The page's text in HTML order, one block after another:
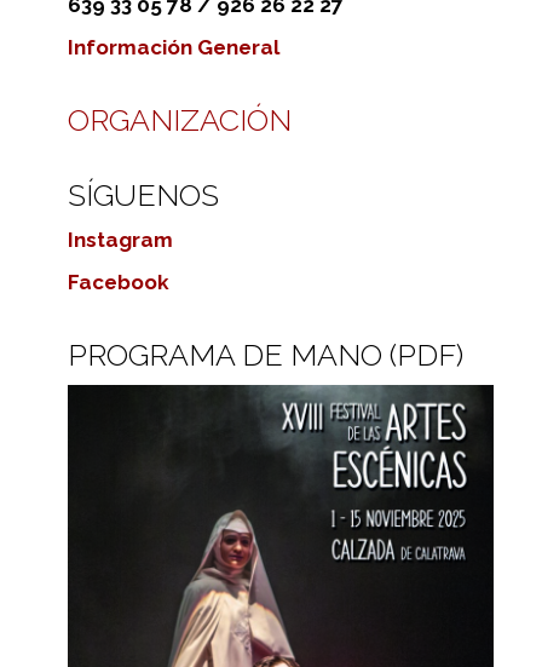
Información General
ORGANIZACIÓN
SÍGUENOS
Instagram
Facebook
PROGRAMA DE MANO (PDF)